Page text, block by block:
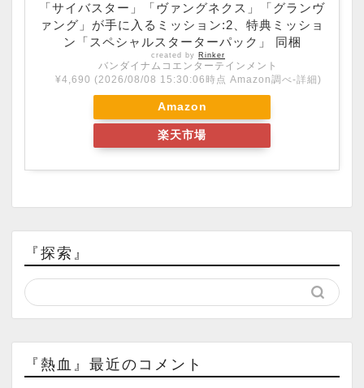
「サイバスター」「ヴァングネクス」「グランヴ
ァング」が手に入るミッション:2、特典ミッショ
ン「スペシャルスターターパック」 同梱
created by Rinker
バンダイナムコエンターテインメント
¥4,690 (2026/08/08 15:30:06時点 Amazon調べ-詳細)
Amazon
楽天市場
『探索』
『熱血』最近のコメント